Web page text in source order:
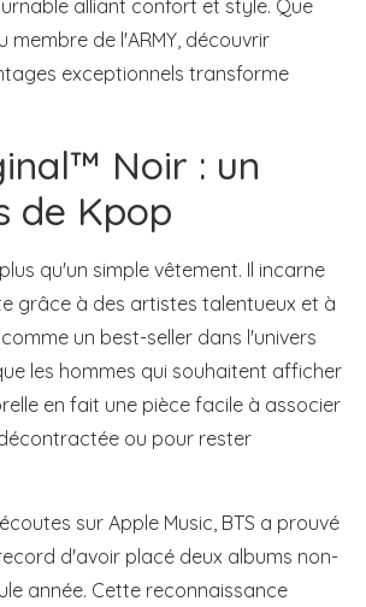
alliant confort et style. Que
de l'ARMY, découvrir
exceptionnels transforme
Noir : un
de Kpop
qu'un simple vêtement. Il incarne
grâce à des artistes talentueux et à
un best-seller dans l'univers
les hommes qui souhaitent afficher
en fait une pièce facile à associer
ou pour rester
sur Apple Music, BTS a prouvé
d'avoir placé deux albums non-
année. Cette reconnaissance